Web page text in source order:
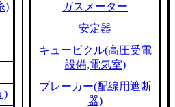
)
)
ガスメーター
安定器
キュービクル(高圧受電
設備,電気室)
ブレーカー(配線用遮断
器)